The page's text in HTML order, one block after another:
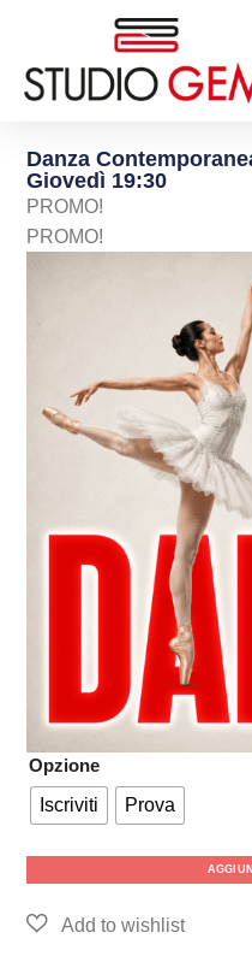
Danza
Giovedì 19:30
PROMO!
PROMO!
Opzione
Iscriviti
Prova